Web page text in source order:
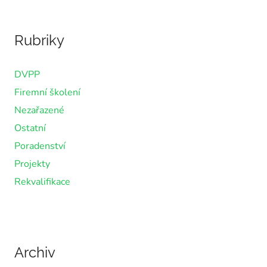
Rubriky
DVPP
Firemní školení
Nezařazené
Ostatní
Poradenství
Projekty
Rekvalifikace
Archiv